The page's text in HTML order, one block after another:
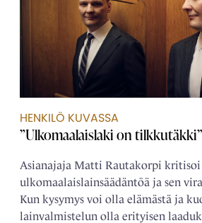
HENKILÖ KUVASSA
”Ulkomaalaislaki on tilkkutäkki”
Asianajaja Matti Rautakorpi kritisoi
ulkomaalais­­lainsäädäntöä ja sen
Kun kysymys voi olla elämästä ja
lain­­valmistelun olla erityisen